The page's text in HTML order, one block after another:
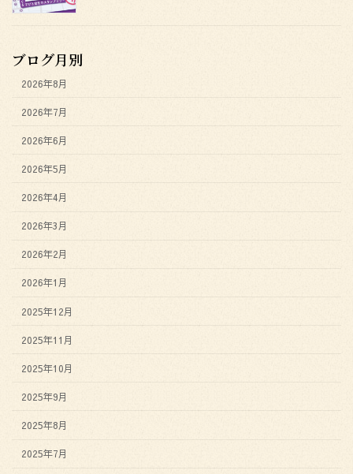
ブログ月別
2026年8月
2026年7月
2026年6月
2026年5月
2026年4月
2026年3月
2026年2月
2026年1月
2025年12月
2025年11月
2025年10月
2025年9月
2025年8月
2025年7月